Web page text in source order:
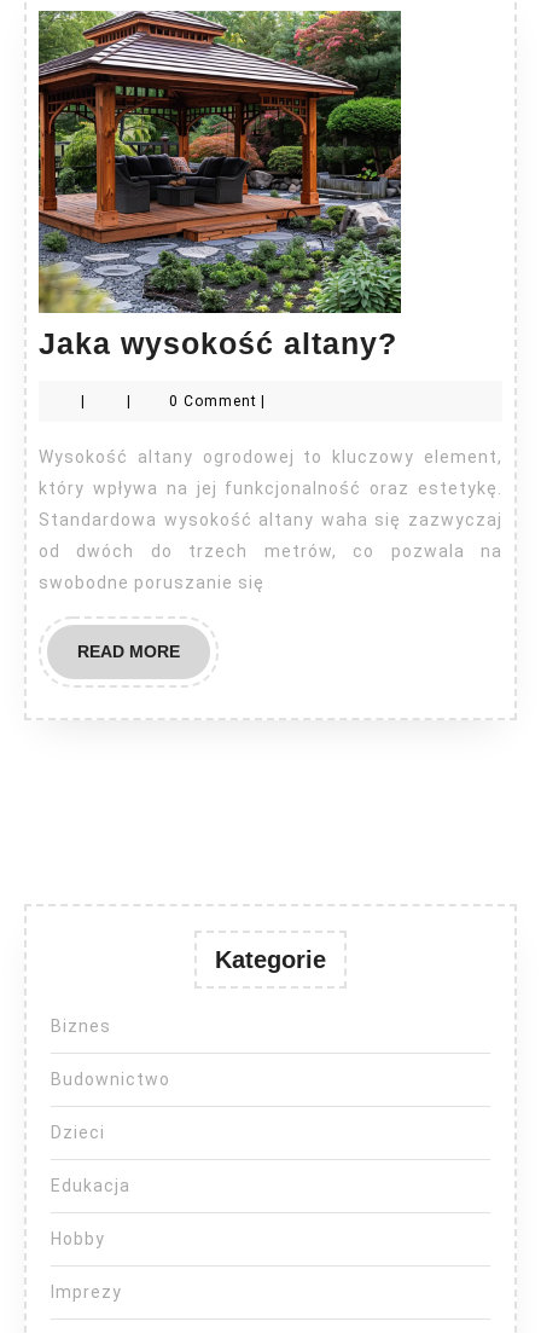
Jaka wysokość altany?
0 Comment
Wysokość altany ogrodowej to kluczowy element,
który wpływa na jej funkcjonalność oraz estetykę.
Standardowa wysokość altany waha się zazwyczaj
od dwóch do trzech metrów, co pozwala na
swobodne poruszanie się
READ MOREREAD
MORE
Kategorie
Biznes
Budownictwo
Dzieci
Edukacja
Hobby
Imprezy